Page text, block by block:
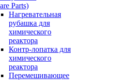
Parts)
Нагревательная
рубашка для
химического
реактора
Контр-лопатка для
химического
реактора
Перемешивающее